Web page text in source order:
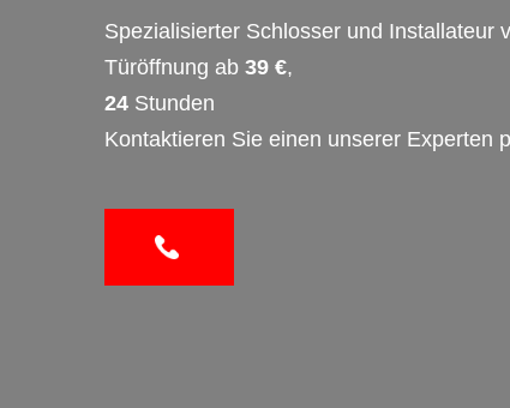
Spezialisierter Schlosser und Installateur
Türöffnung ab 39 €,
24 Stunden
Kontaktieren Sie einen unserer Experten